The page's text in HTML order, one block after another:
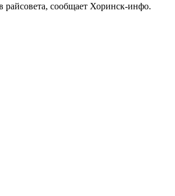
райсовета, сообщает Хоринск-инфо.